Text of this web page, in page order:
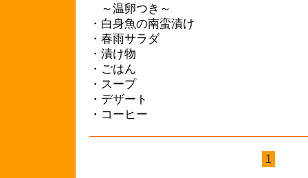
～温卵つき～
・白身魚の南蛮漬け
・春雨サラダ
・漬け物
・ごはん
・スープ
・デザート
・コーヒー
1